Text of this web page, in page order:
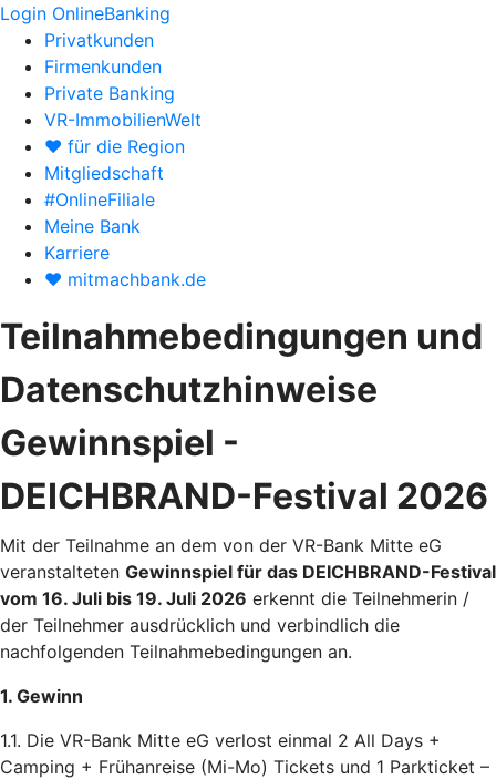
Login OnlineBanking
Privatkunden
Firmenkunden
Private Banking
VR-ImmobilienWelt
♥ für die Region
Mitgliedschaft
#OnlineFiliale
Meine Bank
Karriere
♥ mitmachbank.de
Teilnahmebedingungen und
Datenschutzhinweise
Gewinnspiel -
DEICHBRAND-Festival 2026
Mit der Teilnahme an dem von der VR-Bank Mitte eG
veranstalteten Gewinnspiel für das DEICHBRAND-Festival
vom 16. Juli bis 19. Juli 2026 erkennt die Teilnehmerin /
der Teilnehmer ausdrücklich und verbindlich die
nachfolgenden Teilnahmebedingungen an.
1. Gewinn
1.1. Die VR-Bank Mitte eG verlost einmal 2 All Days +
Camping + Frühanreise (Mi-Mo) Tickets und 1 Parkticket –